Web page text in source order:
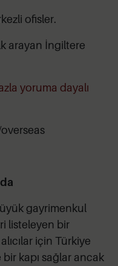
ofisler.
arayan İngiltere
yoruma dayalı
gayrimenkul
listeleyen bir
için Türkiye
kapı sağlar ancak